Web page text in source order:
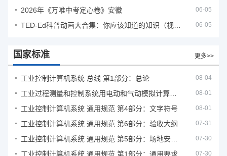
2026年《万唯中考定心卷》安徽 06-05
06-05
国家标准 更多>>
工业控制计算机系统 总线 第1部分：总论 08-04
08-01
工业控制计算机系统 通用规范 第4部分：文字符号 08-01
工业控制计算机系统 通用规范 第6部分：验收大纲 07-31
07-30
工业控制计算机系统 通用规范 第1部分：通用要求 07-30